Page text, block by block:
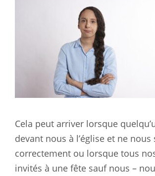
Cela peut arriver lorsque
devant nous à l’église et ne nous
correctement ou lorsque tous
invités à une fête sauf nous –